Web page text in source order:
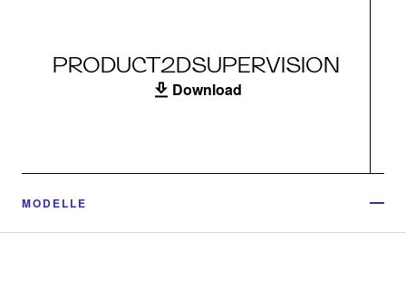
PRODUCT2DSUPERVISION
Download
MODELLE